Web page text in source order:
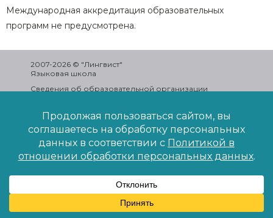
Международная аккредитация образовательных
программ не предусмотрена.
2007-2026 © "Лингвист"
Языковая школа
Сведения об образовательной организации